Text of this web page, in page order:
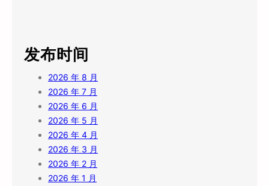
发布时间
2026 年 8 月
2026 年 7 月
2026 年 6 月
2026 年 5 月
2026 年 4 月
2026 年 3 月
2026 年 2 月
2026 年 1 月